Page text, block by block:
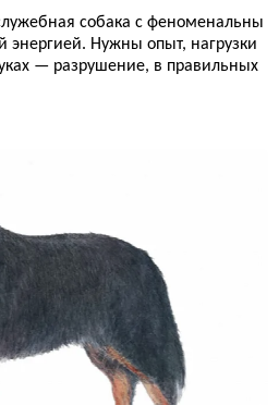
собака с феноменальны
энергией. Нужны опыт, нагрузки
— разрушение, в правильных